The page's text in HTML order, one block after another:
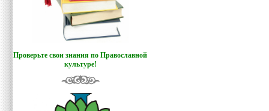
Проверьте свои знания по Православной
культуре!